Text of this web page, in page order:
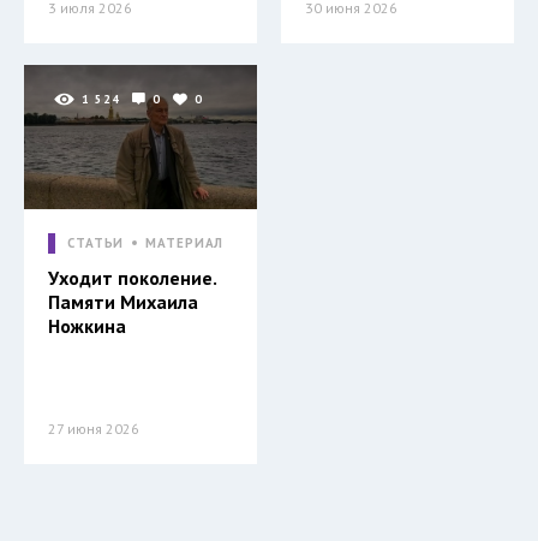
3 июля 2026 30 июня 2026
1 524 0 0
СТАТЬИ МАТЕРИАЛ
Уходит поколение.
Памяти Михаила
Ножкина
27 июня 2026